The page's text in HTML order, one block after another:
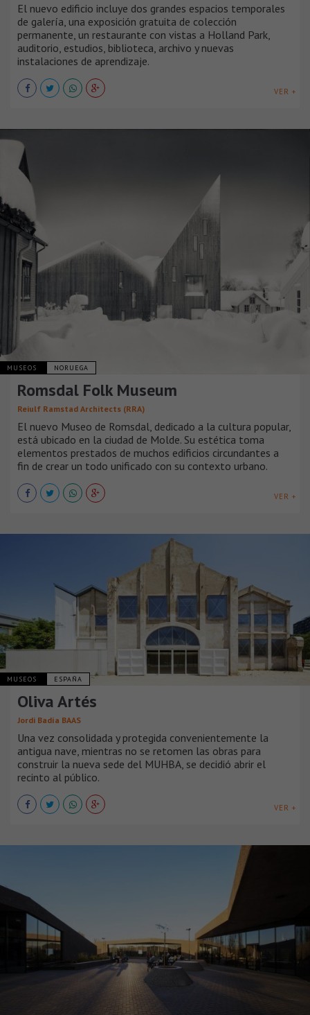
El nuevo edificio incluye dos grandes espacios temporales
de galería, una exposición gratuita de colección
permanente, un restaurante con vistas a Holland Park,
auditorio, estudios, biblioteca, archivo y nuevas
instalaciones de aprendizaje.
VER +
MUSEOS NORUEGA
Romsdal Folk Museum
Reiulf Ramstad Architects (RRA)
El nuevo Museo de Romsdal, dedicado a la cultura popular,
está ubicado en la ciudad de Molde. Su estética toma
elementos prestados de muchos edificios circundantes a
fin de crear un todo unificado con su contexto urbano.
VER +
MUSEOS ESPAÑA
Oliva Artés
Jordi Badía BAAS
Una vez consolidada y protegida convenientemente la
antigua nave, mientras no se retomen las obras para
construir la nueva sede del MUHBA, se decidió abrir el
recinto al público.
VER +